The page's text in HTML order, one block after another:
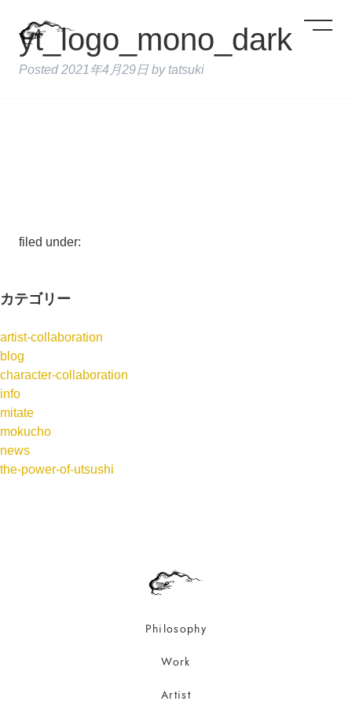
yt_logo_mono_dark
Posted 2021年4月29日 by tatsuki
filed under:
カテゴリー
artist-collaboration
blog
character-collaboration
info
mitate
mokucho
news
the-power-of-utsushi
Philosophy
Work
Artist